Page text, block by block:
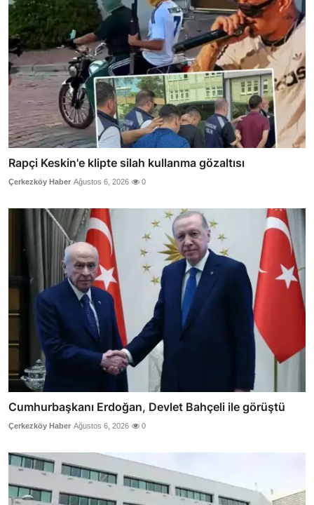
Rapçi Keskin'e klipte silah kullanma gözaltısı
Çerkezköy Haber Ağustos 6, 2026 0
Cumhurbaşkanı Erdoğan, Devlet Bahçeli ile görüştü
Çerkezköy Haber Ağustos 6, 2026 0